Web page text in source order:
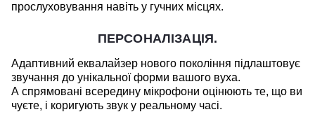
прослуховування навіть у гучних місцях.
ПЕРСОНАЛІЗАЦІЯ.
Адаптивний еквалайзер нового покоління підлаштовує
звучання до унікальної форми вашого вуха.
А спрямовані всередину мікрофони оцінюють те, що ви
чуєте, і коригують звук у реальному часі.